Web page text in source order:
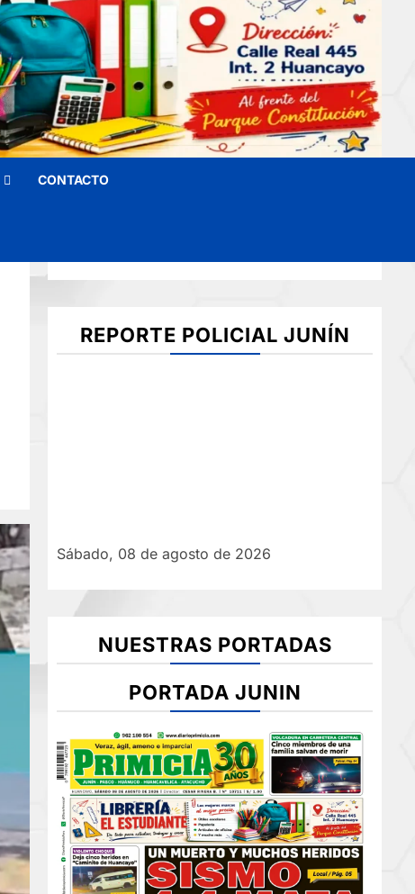
CONTACTO
REPORTE POLICIAL JUNÍN
Sábado, 08 de agosto de 2026
NUESTRAS PORTADAS
PORTADA JUNIN